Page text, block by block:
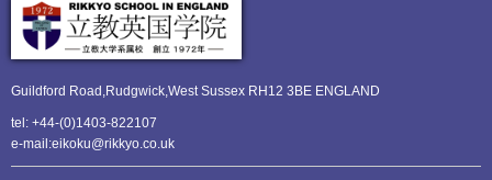
Guildford Road,Rudgwick,West Sussex RH12 3BE ENGLAND
tel: +44-(0)1403-822107
e-mail:eikoku@rikkyo.co.uk